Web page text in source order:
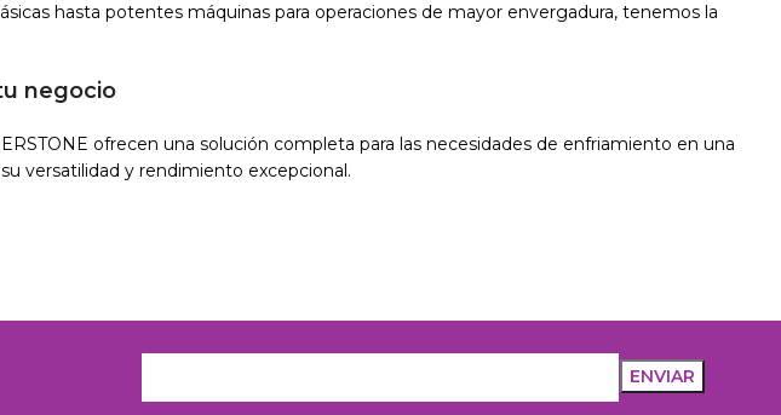
hasta potentes máquinas para operaciones de mayor envergadura, tenemos la
negocio
ofrecen una solución completa para las necesidades de enfriamiento en una
versatilidad y rendimiento excepcional.